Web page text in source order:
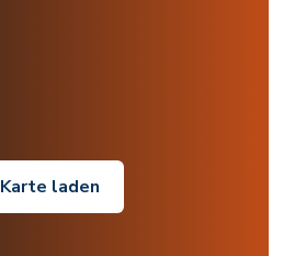
Karte laden